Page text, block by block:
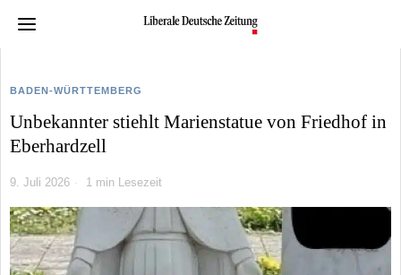
BADEN-WÜRTTEMBERG
Unbekannter stiehlt Marienstatue von Friedhof in
Eberhardzell
9. Juli 2026 1 min Lesezeit